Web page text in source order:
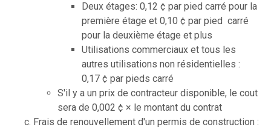
Deux étages: 0,12 ¢ par pied carré pour la
première étage et 0,10 ¢ par pied carré
pour la deuxième étage et plus
Utilisations commerciaux et tous les
autres utilisations non résidentielles :
0,17 ¢ par pieds carré
S'il y a un prix de contracteur disponible, le cout
sera de 0,002 ¢ × le montant du contrat
Frais de renouvellement d'un permis de construction :